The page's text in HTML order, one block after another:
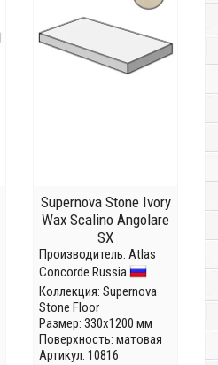
Supernova Stone Ivory
Wax Scalino Angolare
SX
Производитель: Atlas
Concorde Russia
Коллекция: Supernova
Stone Floor
Размер: 330x1200 мм
Поверхность: матовая
Артикул: 10816